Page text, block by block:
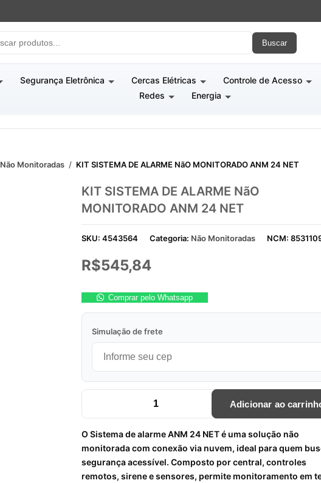
Buscar
Segurança Eletrônica Cercas Elétricas
Controle de Acesso
Redes
Energia
Não Monitoradas / KIT SISTEMA DE ALARME NãO MONITORADO ANM 24 NET
KIT SISTEMA DE ALARME NãO
MONITORADO ANM 24 NET
SKU: 4543564 Categoria: Não Monitoradas NCM:
R$545,84
Comprar pelo Whatsapp
Simulação de frete
KIT SISTEMA DE ALARME NãO MONITORADO ANM 24
Adicionar ao
O Sistema de alarme ANM 24 NET é uma solução não
monitorada com conexão via nuvem, ideal para quem
segurança acessível. Composto por central, controles
remotos, sirene e sensores, permite monitoramento em